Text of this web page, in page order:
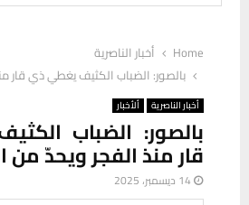
Home
أخبار الناصرية
بالصور: الضباب الكثيف يغطي ذي قار
أخبار الناصرية ألأخبار
بالصور: الضباب
قار منذ الفجر ويحدّ من
14 ديسمبر، 2025